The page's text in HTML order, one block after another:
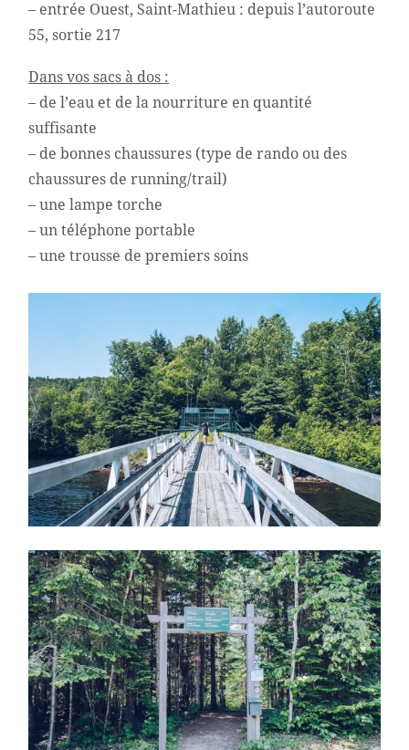
– entrée Ouest, Saint-Mathieu : depuis l’autoroute
55, sortie 217
Dans vos sacs à dos :
– de l’eau et de la nourriture en quantité
suffisante
– de bonnes chaussures (type de rando ou des
chaussures de running/trail)
– une lampe torche
– un téléphone portable
– une trousse de premiers soins